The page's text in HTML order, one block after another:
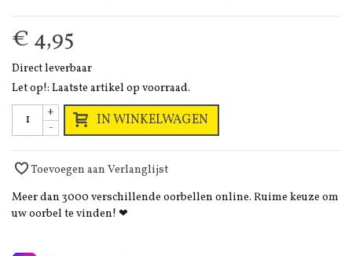
€ 4,95
Direct leverbaar
Let op!: Laatste artikel op voorraad.
-
+ IN WINKELWAGEN
Toevoegen aan Verlanglijst
Meer dan 3000 verschillende oorbellen online. Ruime keuze om
uw oorbel te vinden! ❤